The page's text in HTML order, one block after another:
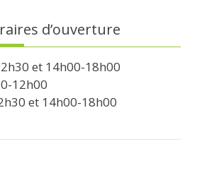
d’ouverture
et 14h00-18h00
12h00
et 14h00-18h00